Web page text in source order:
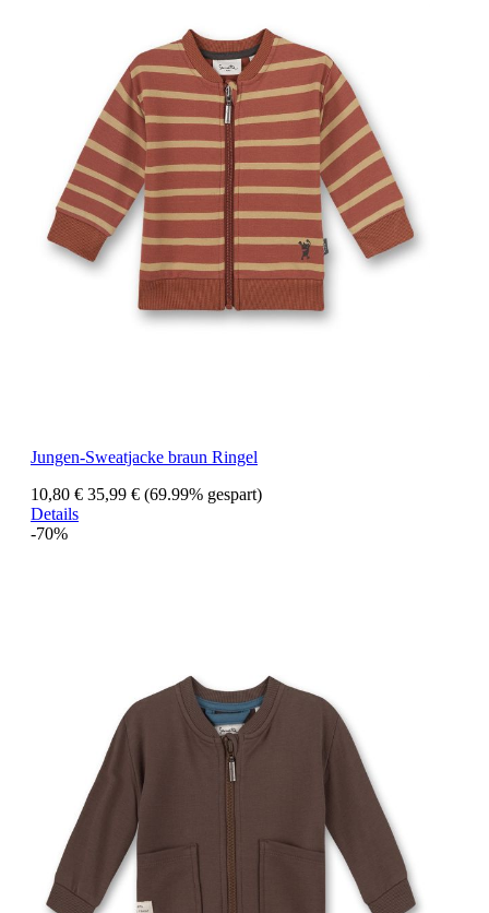
Jungen-Sweatjacke braun Ringel
10,80 € 35,99 € (69.99% gespart)
Details
-70%